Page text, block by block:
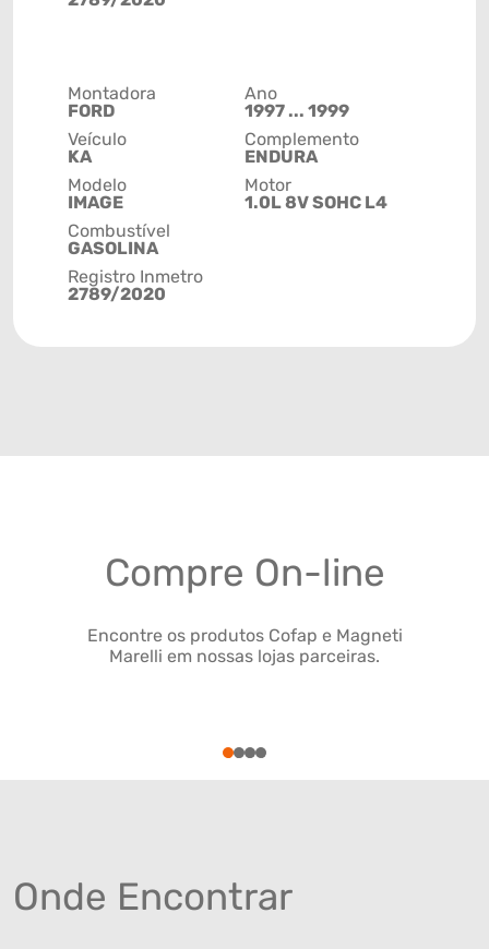
Montadora
FORD
Veículo
KA
Modelo
IMAGE
Ano
1997 ... 1999
Complemento
ENDURA
Motor
1.0L 8V SOHC L4
Combustível
GASOLINA
Registro Inmetro
2789/2020
Compre On-line
Encontre os produtos Cofap e Magneti
Marelli em nossas lojas parceiras.
1234
Onde Encontrar